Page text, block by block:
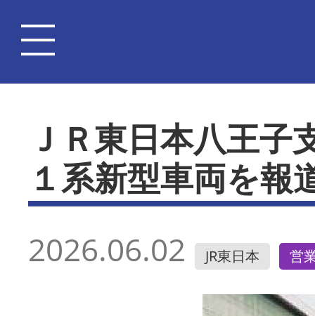
ＪＲ東日本八王
１系新型車両を報
2026.06.02 JR東日本 営